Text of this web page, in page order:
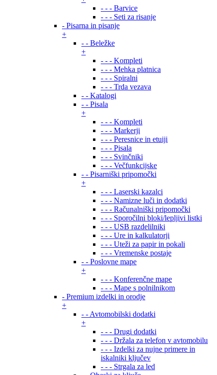
- - - Barvice
- - - Seti za risanje
- Pisarna in pisanje
+
- - Beležke
+
- - - Kompleti
- - - Mehka platnica
- - - Spiralni
- - - Trda vezava
- - Katalogi
- - Pisala
+
- - - Kompleti
- - - Markerji
- - - Peresnice in etuiji
- - - Pisala
- - - Svinčniki
- - - Večfunkcijske
- - Pisarniški pripomočki
+
- - - Laserski kazalci
- - - Namizne luči in dodatki
- - - Računalniški pripomočki
- - - Sporočilni bloki/lepljivi listki
- - - USB razdelilniki
- - - Ure in kalkulatorji
- - - Uteži za papir in pokali
- - - Vremenske postaje
- - Poslovne mape
+
- - - Konferenčne mape
- - - Mape s polnilnikom
- Premium izdelki in orodje
+
- - Avtomobilski dodatki
+
- - - Drugi dodatki
- - - Držala za telefon v avtomobilu
- - - Izdelki za nujne primere in
iskalniki ključev
- - - Strgala za led